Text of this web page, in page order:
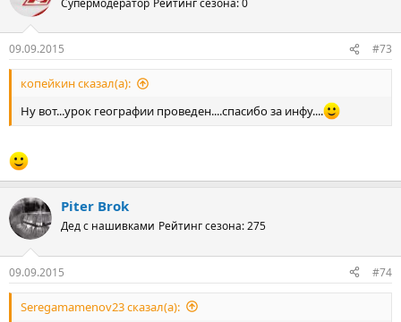
Супермодератор Рейтинг сезона: 0
09.09.2015 #73
копейкин сказал(а):
Ну вот...урок географии проведен....спасибо за инфу....
Piter Brok
Дед с нашивками Рейтинг сезона: 275
09.09.2015 #74
Seregamamenov23 сказал(а):